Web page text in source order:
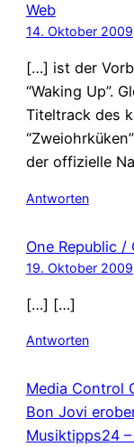
Web
14. Oktober 2009
[…] ist der
“Waking Up”.
Titeltrack des
der offizielle
Antworten
One Republic /
19. Oktober 2009
[…] […]
Antworten
Media Control
Bon Jovi
Musiktipps24